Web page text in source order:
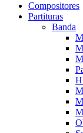
Compositores
Partituras
Banda